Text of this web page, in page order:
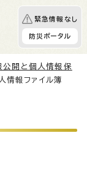
緊急情報なし
防災ポータル
公開と個人情報保
情報ファイル簿